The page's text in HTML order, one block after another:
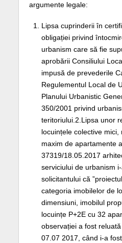
argumente legale:
Lipsa cuprinderii în
obligației privind
urbanism care să fie
aprobării Consiliului
impusă de prevederile
Regulementul Local de
Planului Urbanistic
350/2001 privind
teritoriului.2.Lipsa unor
locuințele colective mici,
maxim de apartamente
37319/18.05.2017
serviciului de urbanism
solicitantului că
categoria imobilelor de
dimensiuni, imobilul
locuințe P+2E cu 32
observației a fost
07.07 2017, când i-a